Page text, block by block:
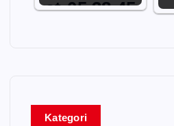
Kategori